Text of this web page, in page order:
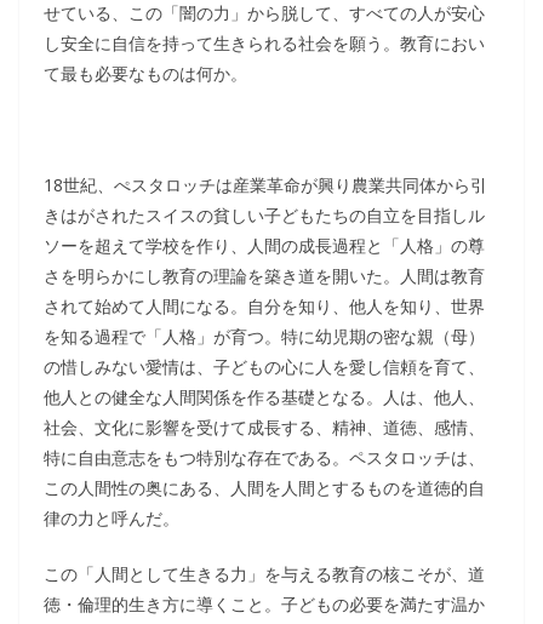
せている、この「闇の力」から脱して、すべての人が安心
し安全に自信を持って生きられる社会を願う。教育におい
て最も必要なものは何か。
18世紀、ぺスタロッチは産業革命が興り農業共同体から引
きはがされたスイスの貧しい子どもたちの自立を目指しル
ソーを超えて学校を作り、人間の成長過程と「人格」の尊
さを明らかにし教育の理論を築き道を開いた。人間は教育
されて始めて人間になる。自分を知り、他人を知り、世界
を知る過程で「人格」が育つ。特に幼児期の密な親（母）
の惜しみない愛情は、子どもの心に人を愛し信頼を育て、
他人との健全な人間関係を作る基礎となる。人は、他人、
社会、文化に影響を受けて成長する、精神、道徳、感情、
特に自由意志をもつ特別な存在である。ペスタロッチは、
この人間性の奥にある、人間を人間とするものを道徳的自
律の力と呼んだ。
この「人間として生きる力」を与える教育の核こそが、道
徳・倫理的生き方に導くこと。子どもの必要を満たす温か